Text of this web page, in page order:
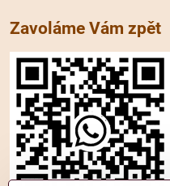
Zavoláme Vám zpět